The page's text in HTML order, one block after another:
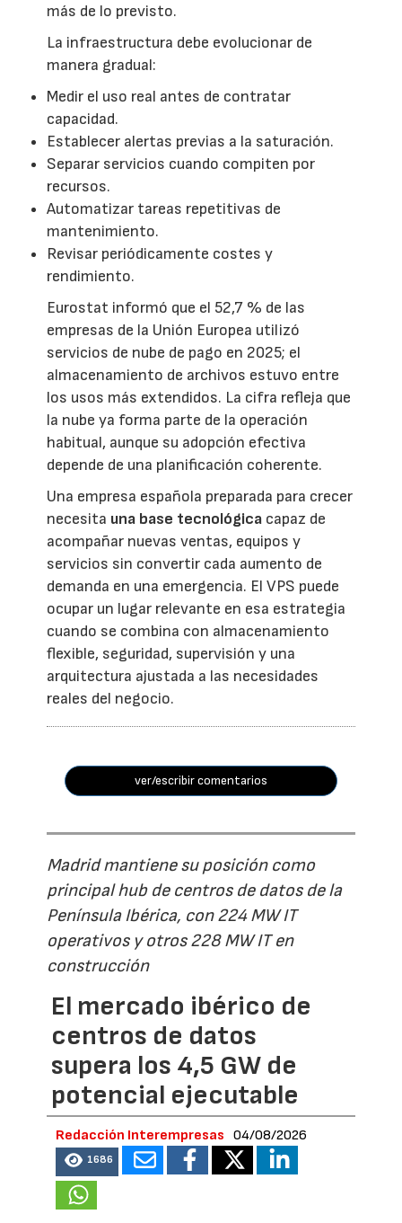
más de lo previsto.
La infraestructura debe evolucionar de
manera gradual:
Medir el uso real antes de contratar
capacidad.
Establecer alertas previas a la saturación.
Separar servicios cuando compiten por
recursos.
Automatizar tareas repetitivas de
mantenimiento.
Revisar periódicamente costes y
rendimiento.
Eurostat informó que el 52,7 % de las
empresas de la Unión Europea utilizó
servicios de nube de pago en 2025; el
almacenamiento de archivos estuvo entre
los usos más extendidos. La cifra refleja que
la nube ya forma parte de la operación
habitual, aunque su adopción efectiva
depende de una planificación coherente.
Una empresa española preparada para crecer
necesita una base tecnológica capaz de
acompañar nuevas ventas, equipos y
servicios sin convertir cada aumento de
demanda en una emergencia. El VPS puede
ocupar un lugar relevante en esa estrategia
cuando se combina con almacenamiento
flexible, seguridad, supervisión y una
arquitectura ajustada a las necesidades
reales del negocio.
ver/escribir comentarios
Madrid mantiene su posición como
principal hub de centros de datos de la
Península Ibérica, con 224 MW IT
operativos y otros 228 MW IT en
construcción
El mercado ibérico de
centros de datos
supera los 4,5 GW de
potencial ejecutable
Redacción Interempresas 04/08/2026
1686